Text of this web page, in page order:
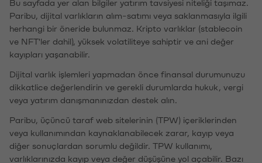
Bu sayfada yer alan bilgiler yatırım tavsiyesi niteliği taşımaz.
Paribu, dijital varlıkların alım-satımı veya saklanmasıyla ilgili
herhangi bir öneride bulunmaz. Kripto varlıklar (stablecoin
ve NFT'ler dahil), yüksek volatiliteye sahiptir ve ani değer
kayıpları yaşanabilir.
Dijital varlık işlemleri yapmadan önce finansal durumunuzu
dikkatlice değerlendirin ve gerekli durumlarda hukuk, vergi
veya yatırım danışmanınızdan destek alın.
Paribu, üçüncü taraf web sitelerinin (TPW) içeriklerinden
veya kullanımından kaynaklanabilecek zarar, kayıp veya
diğer sonuçlardan sorumlu değildir. TPW kullanımı,
varlıklarınızda kayıp veya değer düşüşüne yol açabilir. Bazı